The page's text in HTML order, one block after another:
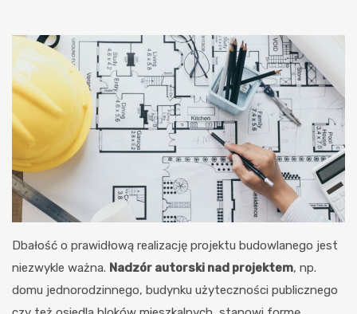
Dbałość o prawidłową realizację projektu budowlanego jest
niezwykle ważna. Nadzór autorski nad projektem, np.
domu jednorodzinnego, budynku użyteczności publicznego